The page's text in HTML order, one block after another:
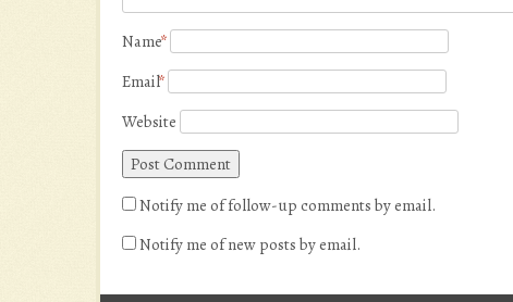
Name*
Email*
Website
Notify me of follow-up comments by email.
Notify me of new posts by email.